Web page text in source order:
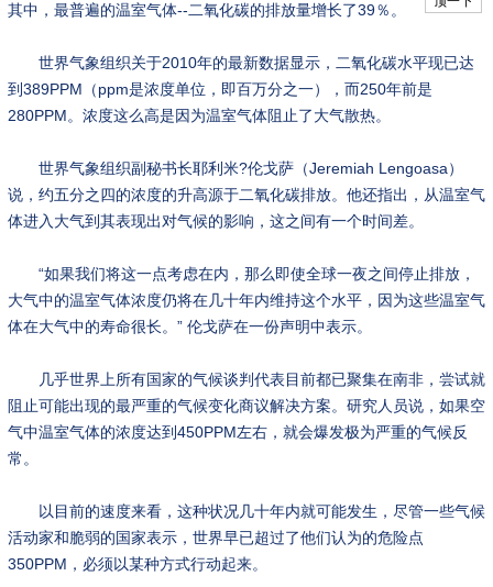
其中，最普遍的温室气体--二氧化碳的排放量增长了39％。
世界气象组织关于2010年的最新数据显示，二氧化碳水平现已达
到389PPM（ppm是浓度单位，即百万分之一），而250年前是
280PPM。浓度这么高是因为温室气体阻止了大气散热。
世界气象组织副秘书长耶利米?伦戈萨（Jeremiah Lengoasa）
说，约五分之四的浓度的升高源于二氧化碳排放。他还指出，从温室气
体进入大气到其表现出对气候的影响，这之间有一个时间差。
“如果我们将这一点考虑在内，那么即使全球一夜之间停止排放，
大气中的温室气体浓度仍将在几十年内维持这个水平，因为这些温室气
体在大气中的寿命很长。” 伦戈萨在一份声明中表示。
几乎世界上所有国家的气候谈判代表目前都已聚集在南非，尝试就
阻止可能出现的最严重的气候变化商议解决方案。研究人员说，如果空
气中温室气体的浓度达到450PPM左右，就会爆发极为严重的气候反
常。
以目前的速度来看，这种状况几十年内就可能发生，尽管一些气候
活动家和脆弱的国家表示，世界早已超过了他们认为的危险点
350PPM，必须以某种方式行动起来。